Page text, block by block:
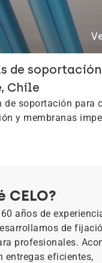
de
Chile
de soportación para
y membranas
CELO?
años de
de
profesionales.
entregas eficientes,